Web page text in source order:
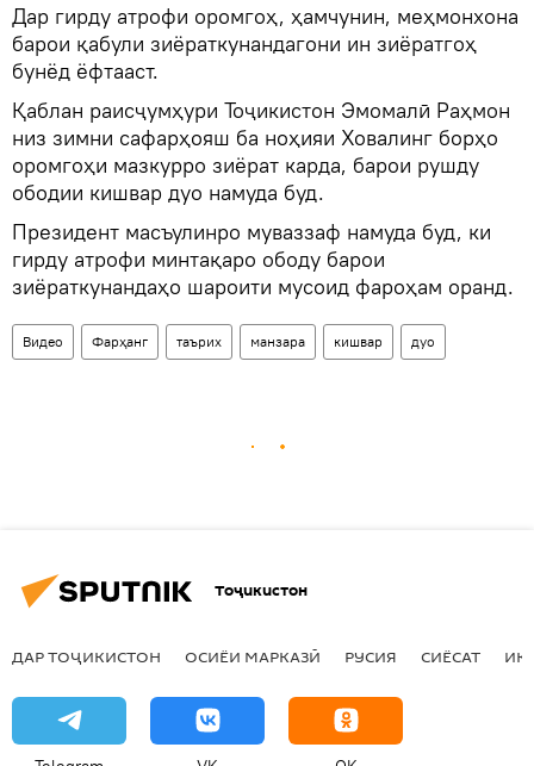
Дар гирду атрофи оромгоҳ, ҳамчунин, меҳмонхона
барои қабули зиёраткунандагони ин зиёратгоҳ
бунёд ёфтааст.
Қаблан раисҷумҳури Тоҷикистон Эмомалӣ Раҳмон
низ зимни сафарҳояш ба ноҳияи Ховалинг борҳо
оромгоҳи мазкурро зиёрат карда, барои рушду
ободии кишвар дуо намуда буд.
Президент масъулинро муваззаф намуда буд, ки
гирду атрофи минтақаро ободу барои
зиёраткунандаҳо шароити мусоид фароҳам оранд.
Видео Фарҳанг таърих манзара кишвар дуо
Тоҷикистон
ДАР ТОҶИКИСТОН ОСИЁИ МАРКАЗӢ РУСИЯ СИЁСАТ